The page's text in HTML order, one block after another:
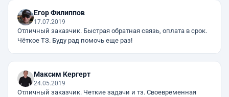
Егор Филиппов
17.07.2019
Отличный заказчик. Быстрая обратная связь, оплата в срок.
Чёткое ТЗ. Буду рад помочь еще раз!
Максим Кергерт
24.05.2019
Отличный заказчик. Четкие задачи и тз. Своевременная